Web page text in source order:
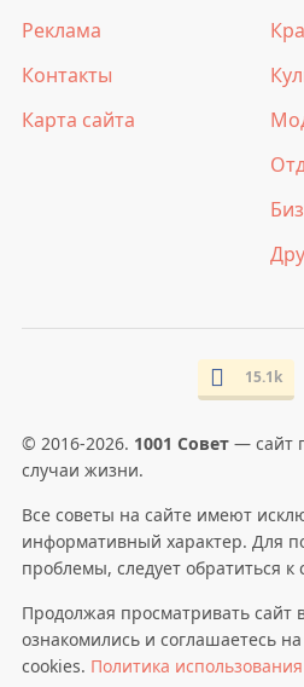
Реклама
Контакты
Карта сайта
15.1k
© 2016-2026. 1001 Совет— сайт
случаи жизни.
Все советы на сайте имеют
информативный характер. Для
проблемы, следует обратиться к
Продолжая просматривать сайт
ознакомились и соглашаетесь
cookies. Политика